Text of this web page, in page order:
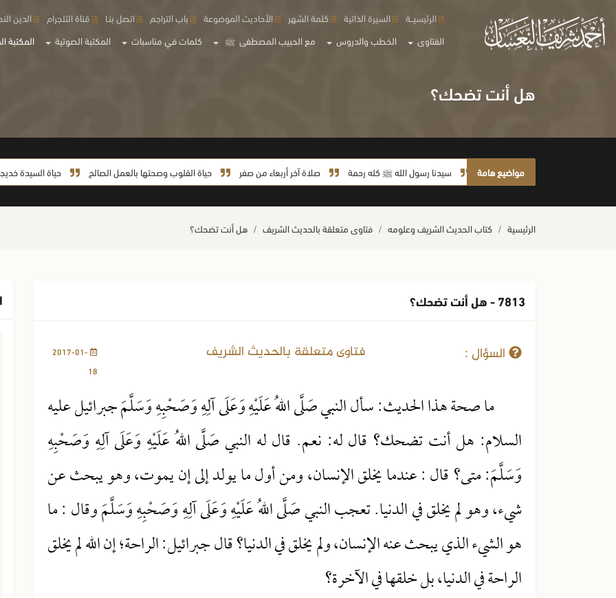
الفتاوى الخطب والدروس مع الحبيب المصطفى ﷺ كلمات في مناسبات المكتبة الصوتية المكتبة
الرئيسيــة السيرة الذاتية كلمة الشهر الأحاديث الموضوعة باب التراجم اتصل بنـا قناة التلجرام الدين
هل أنت تضحك؟
مواضيع هامةسيدنا رسول الله ﷺ كله رحمة صلاة آخر أربعاء من صفر حياة القلوب وصحتها بالعمل الصالح حياة السيدة خديجة من
الرئيسية كتاب الحديث الشريف وعلومه فتاوى متعلقة بالحديث الشريف هل أنت تضحك؟
7813 - هل أنت تضحك؟
السؤال : فتاوى متعلقة بالحديث الشريف
2017-01-
18
ما صحة هذا الحديث: سأل النبي صَلَّى اللهُ عَلَيْهِ وَعَلَى آلِهِ وَصَحْبِهِ وَسَلَّمَ جبرائيل عليه
السلام: هل أنت تضحك؟ قال له: نعم. قال له النبي صَلَّى اللهُ عَلَيْهِ وَعَلَى آلِهِ وَصَحْبِهِ
وَسَلَّمَ: متى؟ قال : عندما يخلق الإنسان، ومن أول ما يولد إلى إن يموت، وهو يبحث عن
شيء، وهو لم يخلق في الدنيا. تعجب النبي صَلَّى اللهُ عَلَيْهِ وَعَلَى آلِهِ وَصَحْبِهِ وَسَلَّمَ وقال : ما
هو الشيء الذي يبحث عنه الإنسان، ولم يخلق في الدنيا؟ قال جبرائيل: الراحة؛ إن الله لم يخلق
الراحة في الدنيا، بل خلقها في الآخرة؟